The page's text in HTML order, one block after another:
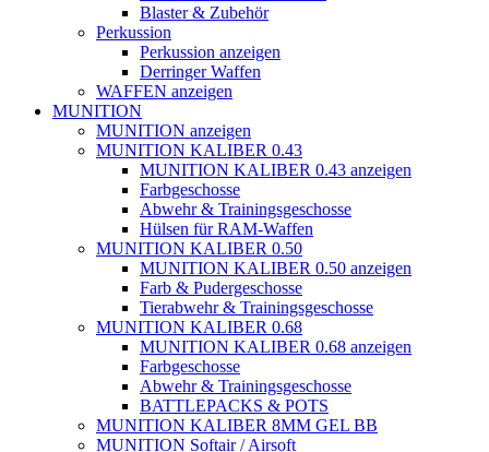
Blaster & Zubehör
Perkussion
Perkussion anzeigen
Derringer Waffen
WAFFEN anzeigen
MUNITION
MUNITION anzeigen
MUNITION KALIBER 0.43
MUNITION KALIBER 0.43 anzeigen
Farbgeschosse
Abwehr & Trainingsgeschosse
Hülsen für RAM-Waffen
MUNITION KALIBER 0.50
MUNITION KALIBER 0.50 anzeigen
Farb & Pudergeschosse
Tierabwehr & Trainingsgeschosse
MUNITION KALIBER 0.68
MUNITION KALIBER 0.68 anzeigen
Farbgeschosse
Abwehr & Trainingsgeschosse
BATTLEPACKS & POTS
MUNITION KALIBER 8MM GEL BB
MUNITION Softair / Airsoft